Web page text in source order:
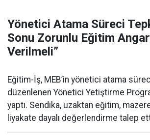
Yönetici Atama Süreci
Sonu Zorunlu Eğitim
Verilmeli”
Eğitim-İş, MEB’in yönetici atama
düzenlenen Yönetici Yetiştirme
yaptı. Sendika, uzaktan eğitim,
liyakate dayalı değerlendirme talep